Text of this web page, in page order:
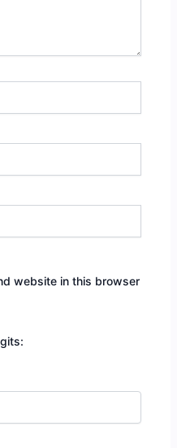
website in this browser